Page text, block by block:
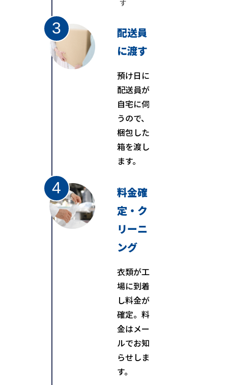
す
配送員
に渡す
預け日に
配送員が
自宅に伺
うので、
梱包した
箱を渡し
ます。
料金確
定・ ク
リーニ
ング
衣類が工
場に到着
し料金が
確定。料
金はメー
ルでお知
らせしま
す。